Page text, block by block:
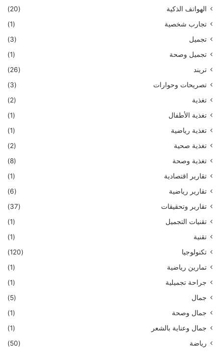
الهواتف الذكية
(20)
تجارب شخصية
(1)
تجميل
(3)
تجميل وصحة
(1)
تريند
(26)
تصريحات وحوارات
(3)
تغذية
(2)
تغذية الأطفال
(1)
تغذية رياضية
(1)
تغذية صحية
(2)
تغذية وصحة
(8)
تقارير اقتصادية
(1)
تقارير رياضية
(6)
تقارير وتحقيقات
(37)
تقنيات التجميل
(1)
تقنية
(1)
تكنولوجيا
(120)
تمارين رياضية
(1)
جراحة تجميلية
(1)
جمال
(5)
جمال وصحة
(1)
جمال وعناية بالشعر
(1)
رياضة
(50)